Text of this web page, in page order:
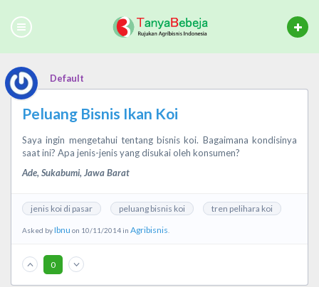
Default
Peluang Bisnis Ikan Koi
Saya ingin mengetahui tentang bisnis koi. Bagaimana kondisinya
saat ini? Apa jenis-jenis yang disukai oleh konsumen?
Ade, Sukabumi, Jawa Barat
jenis koi di pasar peluang bisnis koi tren pelihara koi
Asked byIbnu on 10/11/2014 in Agribisnis
0